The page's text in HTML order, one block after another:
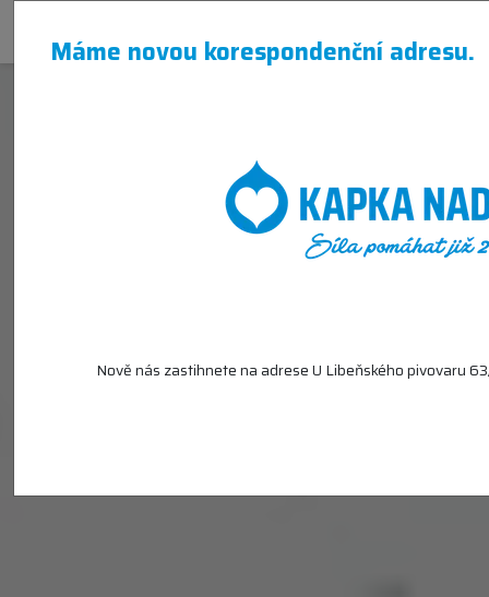
Máme novou korespondenční adresu.
Nově nás zastihnete na adrese U Libeňského pivovaru